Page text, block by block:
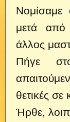
Νομίσαμε
μετά από
άλλος
Πήγε
θετικές σε
Ήρθε,